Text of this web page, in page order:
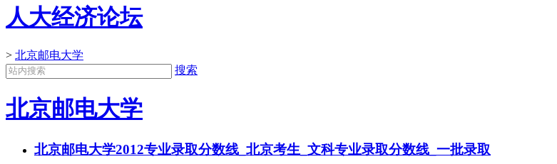
人大经济论坛
> 北京邮电大学
搜索
北京邮电大学
北京邮电大学2012专业录取分数线_北京考生_文科专业录取分数线_一批录取